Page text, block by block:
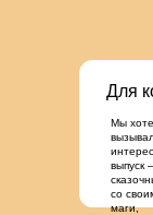
Для
Мы
выпуск
со
маги,